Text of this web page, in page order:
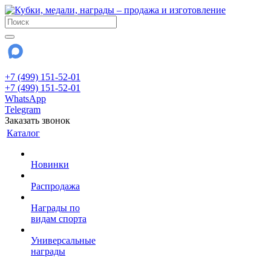
+7 (499) 151-52-01
+7 (499) 151-52-01
WhatsApp
Telegram
Заказать звонок
Каталог
Новинки
Распродажа
Награды по
видам спорта
Универсальные
награды